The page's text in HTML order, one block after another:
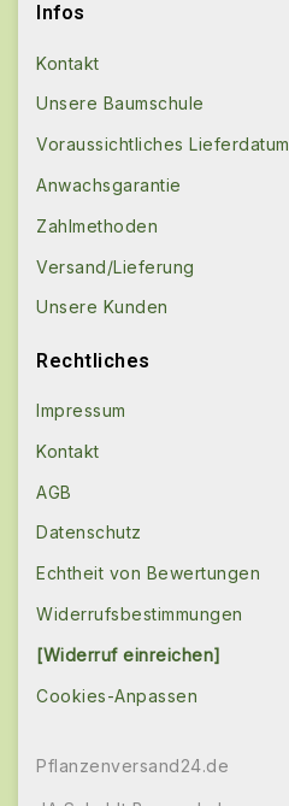
Infos
Kontakt
Unsere Baumschule
Voraussichtliches Lieferdatum
Anwachsgarantie
Zahlmethoden
Versand/Lieferung
Unsere Kunden
Rechtliches
Impressum
Kontakt
AGB
Datenschutz
Echtheit von Bewertungen
Widerrufsbestimmungen
[Widerruf einreichen]
Cookies-Anpassen
Pflanzenversand24.de